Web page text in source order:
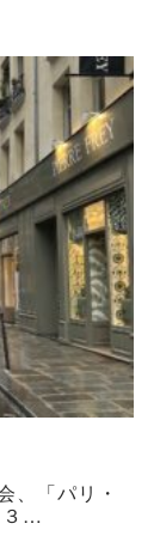
、「パリ・
３…